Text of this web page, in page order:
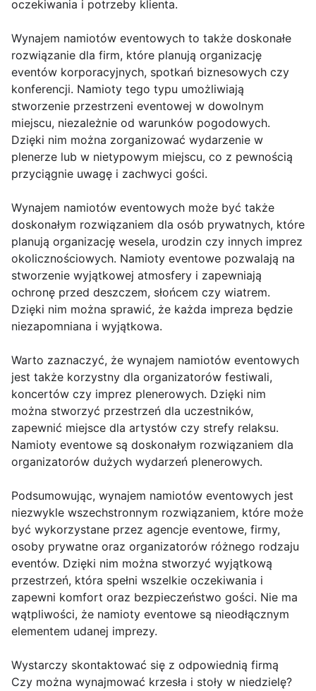
oczekiwania i potrzeby klienta.
Wynajem namiotów eventowych to także doskonałe
rozwiązanie dla firm, które planują organizację
eventów korporacyjnych, spotkań biznesowych czy
konferencji. Namioty tego typu umożliwiają
stworzenie przestrzeni eventowej w dowolnym
miejscu, niezależnie od warunków pogodowych.
Dzięki nim można zorganizować wydarzenie w
plenerze lub w nietypowym miejscu, co z pewnością
przyciągnie uwagę i zachwyci gości.
Wynajem namiotów eventowych może być także
doskonałym rozwiązaniem dla osób prywatnych, które
planują organizację wesela, urodzin czy innych imprez
okolicznościowych. Namioty eventowe pozwalają na
stworzenie wyjątkowej atmosfery i zapewniają
ochronę przed deszczem, słońcem czy wiatrem.
Dzięki nim można sprawić, że każda impreza będzie
niezapomniana i wyjątkowa.
Warto zaznaczyć, że wynajem namiotów eventowych
jest także korzystny dla organizatorów festiwali,
koncertów czy imprez plenerowych. Dzięki nim
można stworzyć przestrzeń dla uczestników,
zapewnić miejsce dla artystów czy strefy relaksu.
Namioty eventowe są doskonałym rozwiązaniem dla
organizatorów dużych wydarzeń plenerowych.
Podsumowując, wynajem namiotów eventowych jest
niezwykle wszechstronnym rozwiązaniem, które może
być wykorzystane przez agencje eventowe, firmy,
osoby prywatne oraz organizatorów różnego rodzaju
eventów. Dzięki nim można stworzyć wyjątkową
przestrzeń, która spełni wszelkie oczekiwania i
zapewni komfort oraz bezpieczeństwo gości. Nie ma
wątpliwości, że namioty eventowe są nieodłącznym
elementem udanej imprezy.
Wystarczy skontaktować się z odpowiednią firmą
Czy można wynajmować krzesła i stoły w niedzielę?